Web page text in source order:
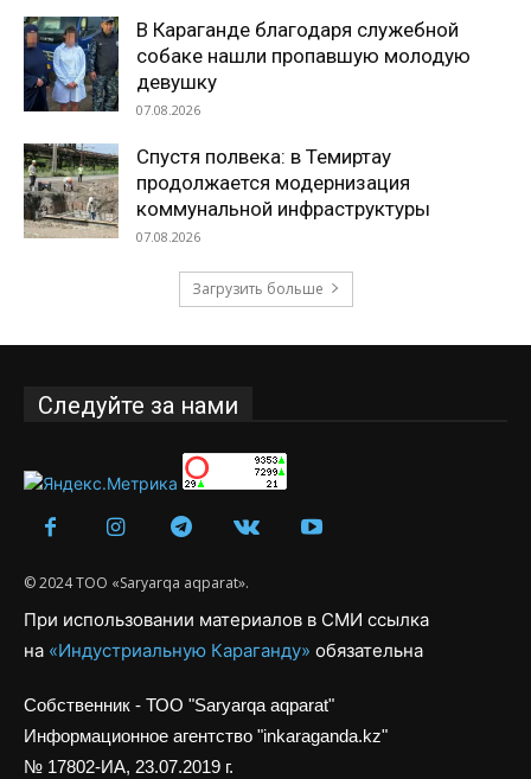
В Караганде благодаря служебной
собаке нашли пропавшую молодую
девушку
07.08.2026
Спустя полвека: в Темиртау
продолжается модернизация
коммунальной инфраструктуры
07.08.2026
Загрузить больше
Следуйте за нами
© 2024 ТОО «Saryarqa aqparat».
При использовании материалов в СМИ ссылка
на «Индустриальную Караганду» обязательна
Собственник - ТОО "Saryarqa aqparat"
Информационное агентство "inkaraganda.kz"
№ 17802-ИА, 23.07.2019 г.